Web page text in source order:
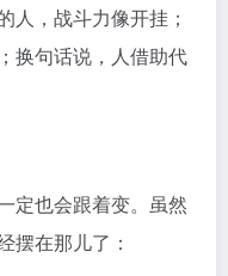
人，战斗力像开挂；
换句话说，人借助代
定也会跟着变。虽然
摆在那儿了：